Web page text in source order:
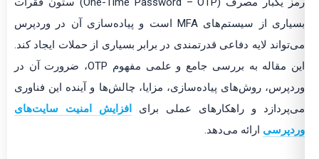
بسیاری از سیستم‌های MFA است و پیاده‌سازی آن در وردپرس
می‌تواند لایه دفاعی قدرتمندی در برابر بسیاری از حملات ایجاد کند.
این مقاله به بررسی جامع و علمی مفهوم OTP، ضرورت آن در
وردپرس، روش‌های پیاده‌سازی، مزایا، چالش‌ها و آینده این فناوری
می‌پردازد و راهکارهای عملی برای
افزایش امنیت سایت‌های
وردپرسی ارائه می‌دهد.